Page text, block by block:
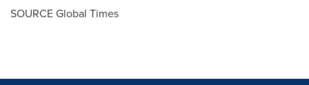
SOURCE Global Times